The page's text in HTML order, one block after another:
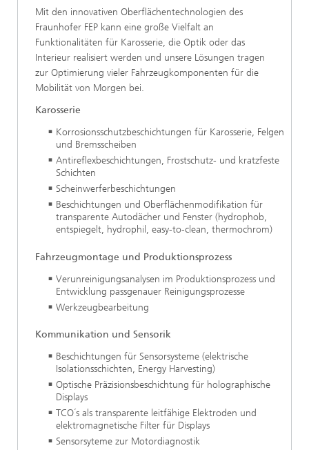
Mit den innovativen Oberflächentechnologien des
Fraunhofer FEP kann eine große Vielfalt an
Funktionalitäten für Karosserie, die Optik oder das
Interieur realisiert werden und unsere Lösungen tragen
zur Optimierung vieler Fahrzeugkomponenten für die
Mobilität von Morgen bei.
Karosserie
Korrosionsschutzbeschichtungen für Karosserie, Felgen
und Bremsscheiben
Antireflexbeschichtungen, Frostschutz- und kratzfeste
Schichten
Scheinwerferbeschichtungen
Beschichtungen und Oberflächenmodifikation für
transparente Autodächer und Fenster (hydrophob,
entspiegelt, hydrophil, easy-to-clean, thermochrom)
Fahrzeugmontage und Produktionsprozess
Verunreinigungsanalysen im Produktionsprozess und
Entwicklung passgenauer Reinigungsprozesse
Werkzeugbearbeitung
Kommunikation und Sensorik
Beschichtungen für Sensorsysteme (elektrische
Isolationsschichten, Energy Harvesting)
Optische Präzisionsbeschichtung für holographische
Displays
TCO´s als transparente leitfähige Elektroden und
elektromagnetische Filter für Displays
Sensorsyteme zur Motordiagnostik